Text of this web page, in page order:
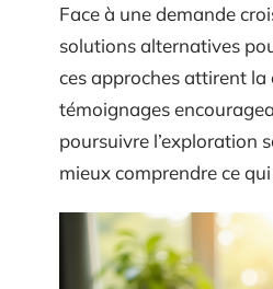
Face à une demande
solutions alternatives
ces approches attirent la
témoignages
poursuivre l’exploration
mieux comprendre ce